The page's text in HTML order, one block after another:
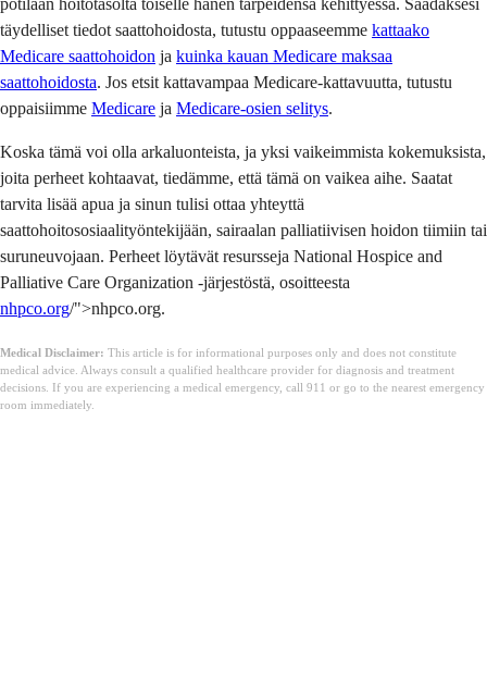
potilaan hoitotasolta toiselle hänen tarpeidensa kehittyessä. Saadaksesi
täydelliset tiedot saattohoidosta, tutustu oppaaseemme kattaako
Medicare saattohoidon ja kuinka kauan Medicare maksaa
saattohoidosta. Jos etsit kattavampaa Medicare-kattavuutta, tutustu
oppaisiimme Medicare ja Medicare-osien selitys.
Koska tämä voi olla arkaluonteista, ja yksi vaikeimmista kokemuksista,
joita perheet kohtaavat, tiedämme, että tämä on vaikea aihe. Saatat
tarvita lisää apua ja sinun tulisi ottaa yhteyttä
saattohoitososiaalityöntekijään, sairaalan palliatiivisen hoidon tiimiin tai
suruneuvojaan. Perheet löytävät resursseja National Hospice and
Palliative Care Organization -järjestöstä, osoitteesta
nhpco.org/">nhpco.org.
Medical Disclaimer: This article is for informational purposes only and does not constitute
medical advice. Always consult a qualified healthcare provider for diagnosis and treatment
decisions. If you are experiencing a medical emergency, call 911 or go to the nearest emergency
room immediately.